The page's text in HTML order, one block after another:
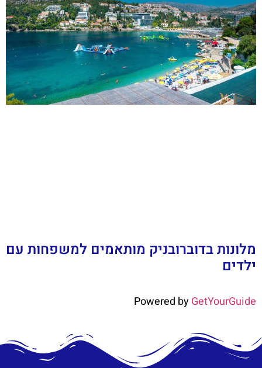
מלונות בדוברובניק מותאמים למשפחות עם
ילדים
Powered byGetYourGuide